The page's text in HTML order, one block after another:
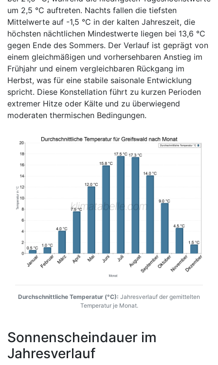
um 2,5 °C auftreten. Nachts fallen die tiefsten
Mittelwerte auf -1,5 °C in der kalten Jahreszeit, die
höchsten nächtlichen Mindestwerte liegen bei 13,6 °C
gegen Ende des Sommers. Der Verlauf ist geprägt von
einem gleichmäßigen und vorhersehbaren Anstieg im
Frühjahr und einem vergleichbaren Rückgang im
Herbst, was für eine stabile saisonale Entwicklung
spricht. Diese Konstellation führt zu kurzen Perioden
extremer Hitze oder Kälte und zu überwiegend
moderaten thermischen Bedingungen.
Durchschnittliche Temperatur (°C): Jahresverlauf der gemittelten
Temperatur je Monat.
Sonnenscheindauer im
Jahresverlauf